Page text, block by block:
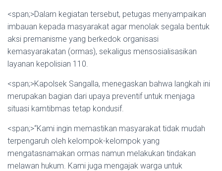
<span;>Dalam kegiatan tersebut, petugas menyampaikan
imbauan kepada masyarakat agar menolak segala bentuk
aksi premanisme yang berkedok organisasi
kemasyarakatan (ormas), sekaligus mensosialisasikan
layanan kepolisian 110.
<span;>Kapolsek Sangalla, menegaskan bahwa langkah ini
merupakan bagian dari upaya preventif untuk menjaga
situasi kamtibmas tetap kondusif.
<span;>“Kami ingin memastikan masyarakat tidak mudah
terpengaruh oleh kelompok-kelompok yang
mengatasnamakan ormas namun melakukan tindakan
melawan hukum. Kami juga mengajak warga untuk